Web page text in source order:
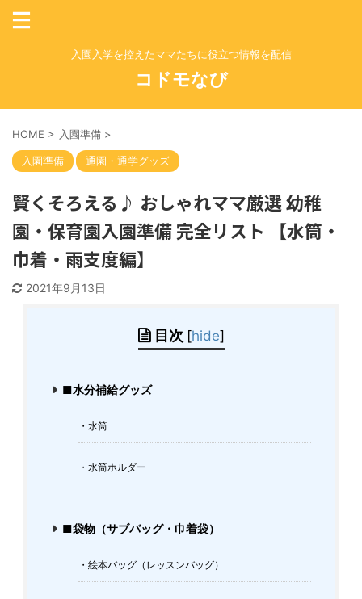
入園入学を控えたママたちに役立つ情報を配信
コドモなび
HOME > 入園準備 >
入園準備 通園・通学グッズ
賢くそろえる♪ おしゃれママ厳選 幼稚
園・保育園入園準備 完全リスト 【水筒・
巾着・雨支度編】
2021年9月13日
目次 [hide]
■水分補給グッズ
・水筒
・水筒ホルダー
■袋物（サブバッグ・巾着袋）
・絵本バッグ（レッスンバッグ）